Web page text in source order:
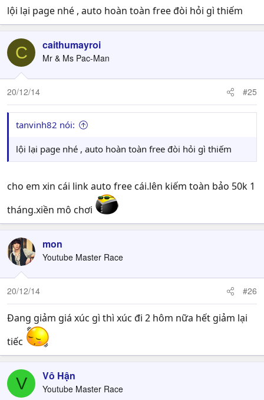
lội lại page nhé , auto hoàn toàn free đòi hỏi gì thiếm
C caithumayroi
Mr & Ms Pac-Man
20/12/14 #25
tanvinh82 nói:
lội lại page nhé , auto hoàn toàn free đòi hỏi gì thiếm
cho em xin cái link auto free cái.lên kiếm toàn bảo 50k 1
tháng.xiền mô chơi
mon
Youtube Master Race
20/12/14 #26
Đang giảm giá xúc gì thì xúc đi 2 hôm nữa hết giảm lại
tiếc
V Vô Hận
Youtube Master Race